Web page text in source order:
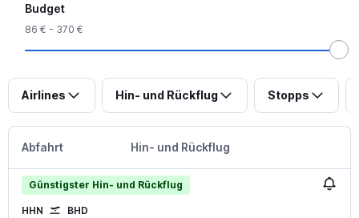
Budget
86 € - 370 €
Airlines Hin- und Rückflug Stopps
Abfahrt Hin- und Rückflug
Günstigster Hin- und Rückflug
HHN BHD